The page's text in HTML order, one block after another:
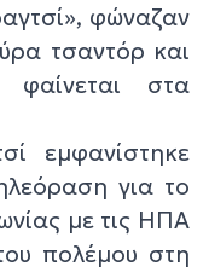
φώναζαν
τσαντόρ και
φαίνεται στα
εμφανίστηκε
για το
με τις ΗΠΑ
πολέμου στη